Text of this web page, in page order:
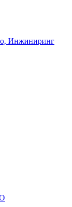
Инжиниринг